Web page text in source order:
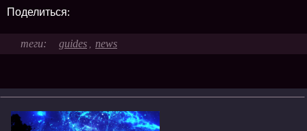
Поделиться:
guides news